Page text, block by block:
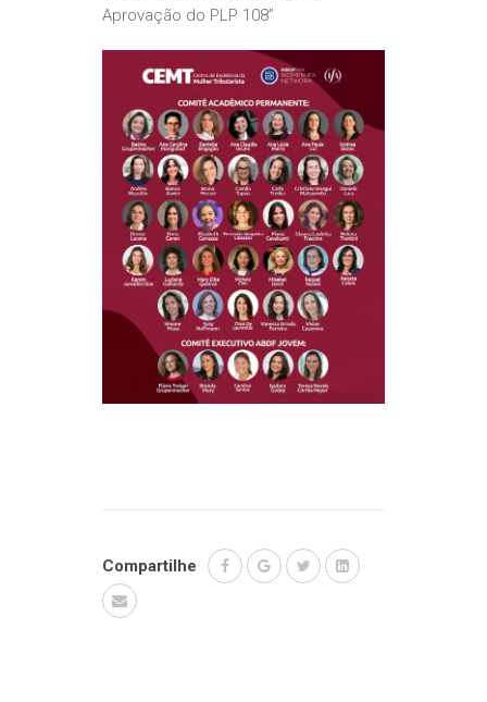
Aprovação do PLP 108”
Compartilhe